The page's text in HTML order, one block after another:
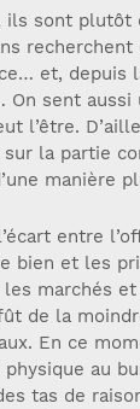
sont plutôt
et, depuis
On sent
l’être.
sur la partie
manière
entre
bien et les
les marchés
de la
En ce
au
tas de